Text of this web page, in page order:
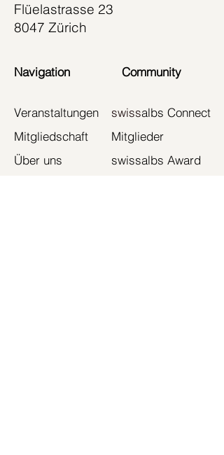
Flüelastrasse 23
8047 Zürich
Navigation Community
Veranstaltungen
Mitgliedschaft
Über uns
swissalbs Connect
Mitglieder
swissalbs Award